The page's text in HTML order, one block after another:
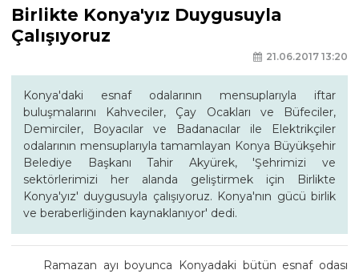
Birlikte Konya'yız Duygusuyla
Çalışıyoruz
21.06.2017 13:20
Konya'daki esnaf odalarının mensuplarıyla iftar
buluşmalarını Kahveciler, Çay Ocakları ve Büfeciler,
Demirciler, Boyacılar ve Badanacılar ile Elektrikçiler
odalarının mensuplarıyla tamamlayan Konya Büyükşehir
Belediye Başkanı Tahir Akyürek, 'Şehrimizi ve
sektörlerimizi her alanda geliştirmek için Birlikte
Konya'yız' duygusuyla çalışıyoruz. Konya'nın gücü birlik
ve beraberliğinden kaynaklanıyor' dedi.
Ramazan ayı boyunca Konyadaki bütün esnaf odası